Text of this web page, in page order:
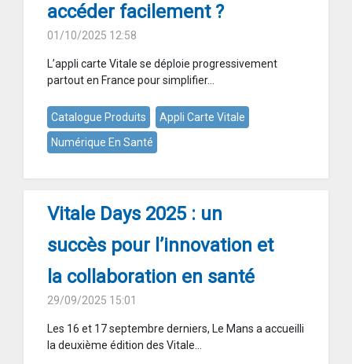
accéder facilement ?
01/10/2025 12:58
L’appli carte Vitale se déploie progressivement
partout en France pour simplifier...
Catalogue Produits
Appli Carte Vitale
Numérique En Santé
Vitale Days 2025 : un
succès pour l’innovation et
la collaboration en santé
29/09/2025 15:01
Les 16 et 17 septembre derniers, Le Mans a accueilli
la deuxième édition des Vitale...